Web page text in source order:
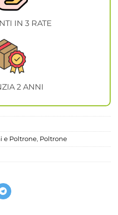
IN 3 RATE
2 ANNI
e Poltrone, Poltrone